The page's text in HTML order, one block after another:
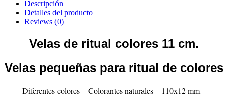
Descripción
Detalles del producto
Reviews (0)
Velas de ritual colores 11 cm.
Velas pequeñas para ritual de colores
Diferentes colores – Colorantes naturales – 110x12 mm –